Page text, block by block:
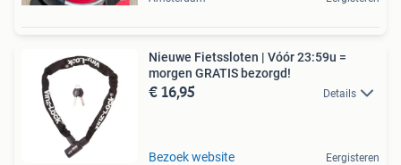
Nieuwe Fietssloten | Vóór 23:59u =
morgen GRATIS bezorgd!
€ 16,95 Details
Bezoek website Eergisteren